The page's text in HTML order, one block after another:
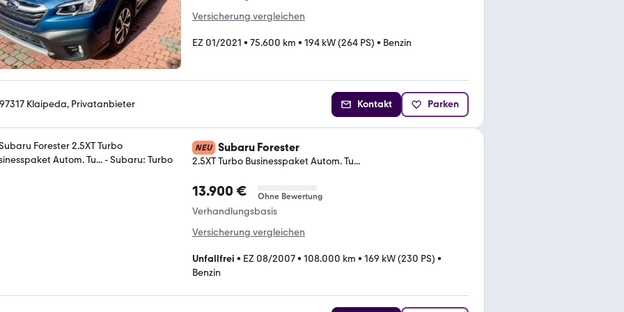
Versicherung vergleichen
EZ 01/2021 • 75.600 km • 194 kW (264 PS) • Benzin
97317 Klaipeda, Privatanbieter Kontakt Parken
NEU Subaru Forester
2.5XT Turbo Businesspaket Autom. Tu...
13.900 € Ohne Bewertung
Verhandlungsbasis
Versicherung vergleichen
Unfallfrei • EZ 08/2007• 108.000 km • 169 kW (230 PS) •
Benzin